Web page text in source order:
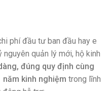
phí đầu tư ban đầu hay e
quản lý mới, hộ kinh
đúng quy định cùng
năm kinh nghiệm trong lĩnh